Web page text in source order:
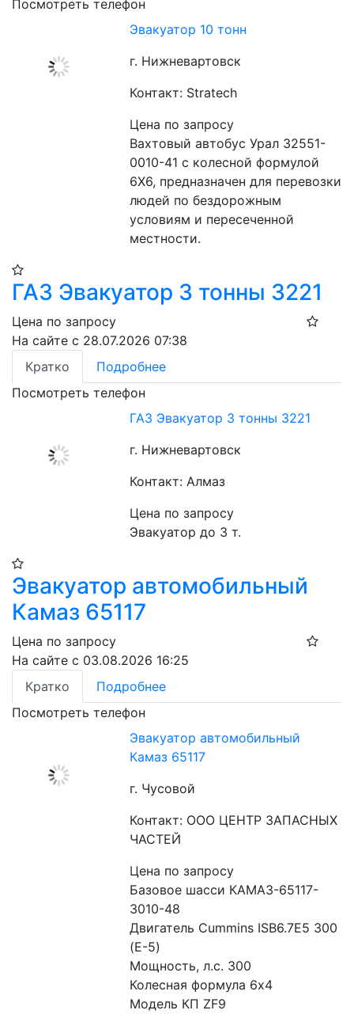
Посмотреть телефон
Эвакуатор 10 тонн
г. Нижневартовск
Контакт: Stratech
Цена по запросу
Вахтовый автобус Урал 32551-
0010-41 с колесной формулой
6X6, предназначен для перевозки
людей по бездорожным
условиям и пересеченной
местности.
ГАЗ Эвакуатор 3 тонны 3221
Цена по запросу
На сайте с 28.07.2026 07:38
Кратко
Подробнее
Посмотреть телефон
ГАЗ Эвакуатор 3 тонны 3221
г. Нижневартовск
Контакт: Алмаз
Цена по запросу
Эвакуатор до 3 т.
Эвакуатор автомобильный
Камаз 65117
Цена по запросу
На сайте с 03.08.2026 16:25
Кратко
Подробнее
Посмотреть телефон
Эвакуатор автомобильный
Камаз 65117
г. Чусовой
Контакт: ООО ЦЕНТР ЗАПАСНЫХ
ЧАСТЕЙ
Цена по запросу
Базовое шасси КАМАЗ-65117-
3010-48
Двигатель Cummins ISB6.7E5 300
(Е-5)
Мощность, л.с. 300
Колесная формула 6х4
Модель КП ZF9